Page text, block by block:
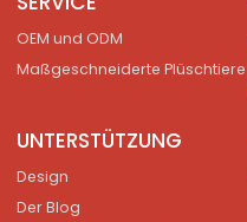
OEM und ODM
Maßgeschneiderte Plüschtiere
UNTERSTÜTZUNG
Design
Der Blog